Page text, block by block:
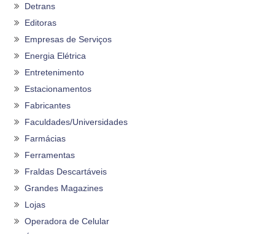
Detrans
Editoras
Empresas de Serviços
Energia Elétrica
Entretenimento
Estacionamentos
Fabricantes
Faculdades/Universidades
Farmácias
Ferramentas
Fraldas Descartáveis
Grandes Magazines
Lojas
Operadora de Celular